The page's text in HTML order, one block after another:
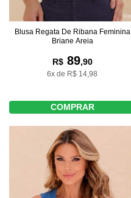
Blusa Regata De Ribana Feminina
Briane Areia
R$89,90
6x de R$ 14,98
COMPRAR